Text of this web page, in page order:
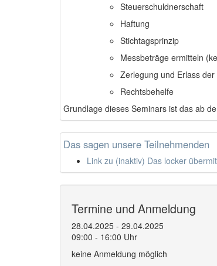
Steuerschuldnerschaft
Haftung
Stichtagsprinzip
Messbeträge ermitteln
Zerlegung und Erlass
Rechtsbehelfe
Grundlage dieses Seminars ist das ab
Das sagen unsere Teilnehmenden
Link zu (inaktiv) Das locker
Termine und Anmeldung
28.04.2025 - 29.04.2025
09:00 - 16:00 Uhr
keine Anmeldung möglich